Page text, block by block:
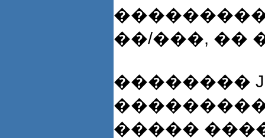
��/���, ��
��������
�����